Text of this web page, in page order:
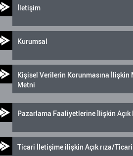
İletişim
Kurumsal
Kişisel Verilerin Korunmasına İlişkin
Metni
Pazarlama Faaliyetlerine İlişkin Açık
Ticari İletişime ilişkin Açık rıza/